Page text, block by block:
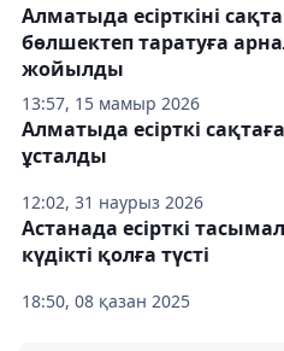
13:57, 15 мамыр 2026
Алматыда есірткіні
бөлшектеп таратуға
жойылды
12:02, 31 наурыз 2026
Алматыда есірткі
ұсталды
18:50, 08 қазан 2025
Астанада есірткі
күдікті қолға түсті